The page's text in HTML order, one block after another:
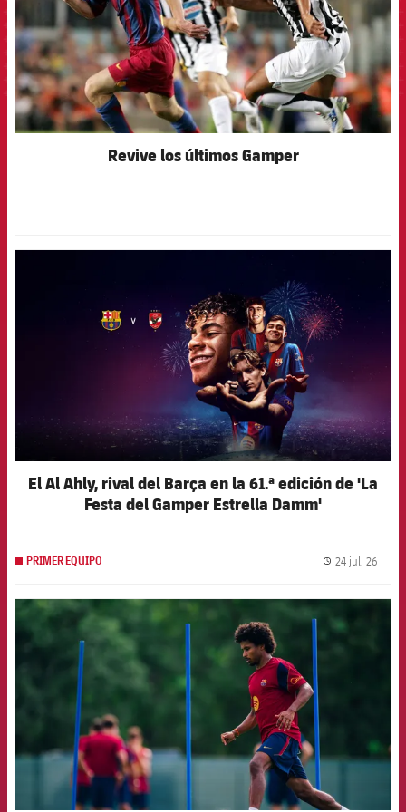
Revive los últimos Gamper
El Al Ahly, rival del Barça en la 61.ª edición de 'La
Festa del Gamper Estrella Damm'
PRIMER EQUIPO 24 jul. 26
FCB Barcelona badge